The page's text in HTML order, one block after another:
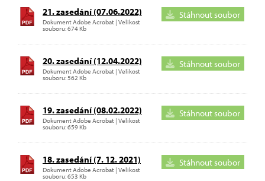
Stáhnout soubor
21. zasedání (07.06.2022)
Dokument Adobe Acrobat | Velikost
souboru: 674 Kb
Stáhnout soubor
20. zasedání (12.04.2022)
Dokument Adobe Acrobat | Velikost
souboru: 562 Kb
Stáhnout soubor
19. zasedání (08.02.2022)
Dokument Adobe Acrobat | Velikost
souboru: 659 Kb
Stáhnout soubor
18. zasedání (7. 12. 2021)
Dokument Adobe Acrobat | Velikost
souboru: 653 Kb